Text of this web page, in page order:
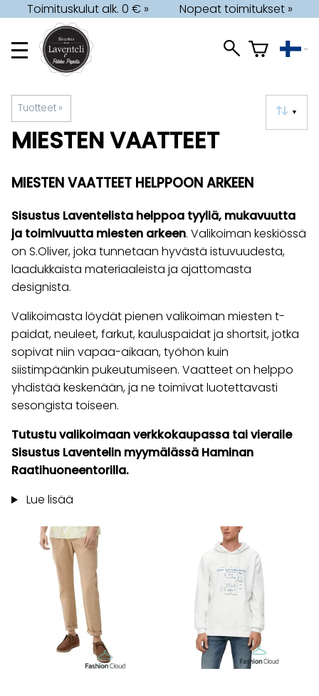
Toimituskulut alk. 0 € » Nopeat toimitukset »
Tuotteet ‪» ▼
MIESTEN VAATTEET
MIESTEN VAATTEET HELPPOON ARKEEN
Sisustus Laventelista helppoa tyyliä, mukavuutta
ja toimivuutta miesten arkeen. Valikoiman keskiössä
on S.Oliver, joka tunnetaan hyvästä istuvuudesta,
laadukkaista materiaaleista ja ajattomasta
designista.
Valikoimasta löydät pienen valikoiman miesten t-
paidat, neuleet, farkut, kauluspaidat ja shortsit, jotka
sopivat niin vapaa-aikaan, työhön kuin
siistimpäänkin pukeutumiseen. Vaatteet on helppo
yhdistää keskenään, ja ne toimivat luotettavasti
sesongista toiseen.
Tutustu valikoimaan verkkokaupassa tai vieraile
Sisustus Laventelin myymälässä Haminan
Raatihuoneentorilla.
Lue lisää